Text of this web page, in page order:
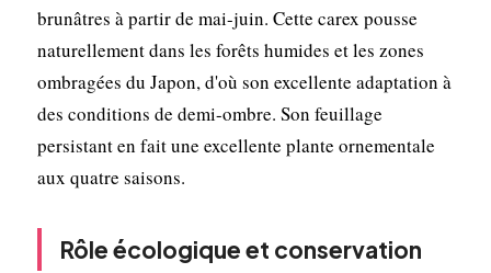
brunâtres à partir de mai-juin. Cette carex pousse
naturellement dans les forêts humides et les zones
ombragées du Japon, d'où son excellente adaptation à
des conditions de demi-ombre. Son feuillage
persistant en fait une excellente plante ornementale
aux quatre saisons.
Rôle écologique et conservation